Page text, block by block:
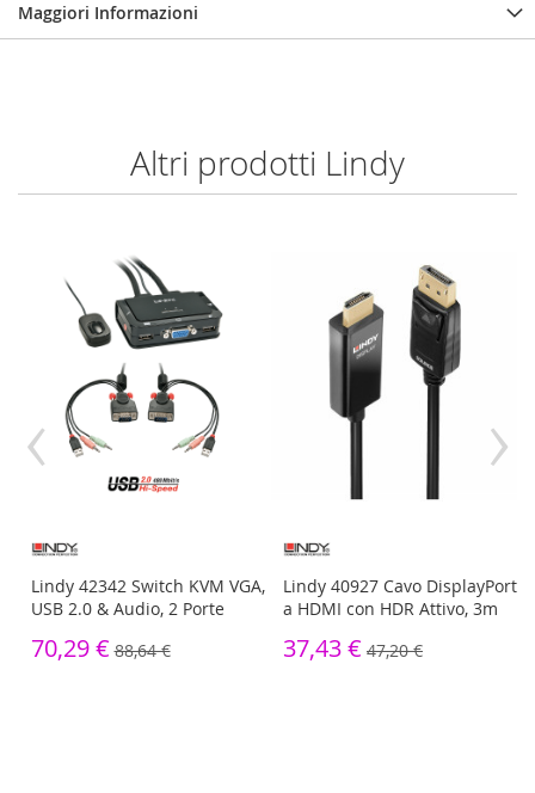
Maggiori Informazioni
Altri prodotti Lindy
Lindy 42342 Switch KVM VGA,
USB 2.0 & Audio, 2 Porte
70,29 € 88,64 €
Lindy 40927 Cavo DisplayPort
a HDMI con HDR Attivo, 3m
37,43 € 47,20 €
‹ ›